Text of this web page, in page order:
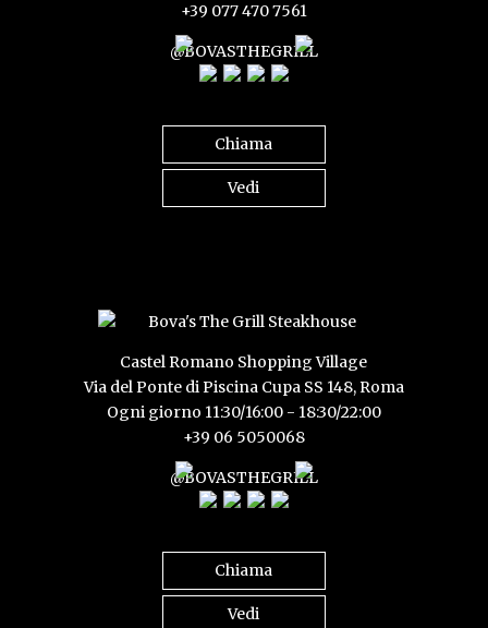
+39 077 470 7561
@BOVASTHEGRILL
Chiama
Vedi
Castel Romano Shopping Village
Via del Ponte di Piscina Cupa SS 148, Roma
Ogni giorno 11:30/16:00 - 18:30/22:00
+39 06 5050068
@BOVASTHEGRILL
Chiama
Vedi